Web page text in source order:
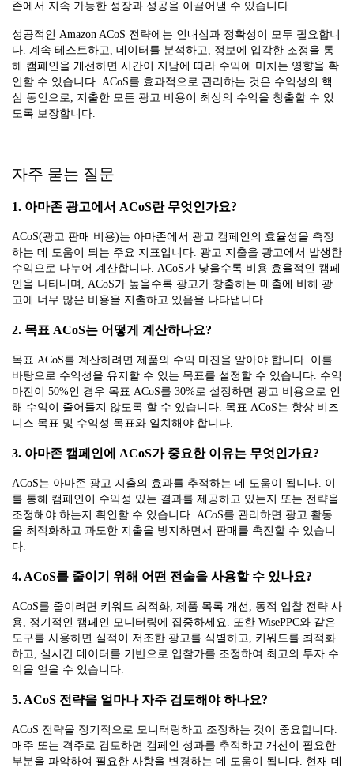
존에서 지속 가능한 성장과 성공을 이끌어낼 수 있습니다.
성공적인 Amazon ACoS 전략에는 인내심과 정확성이 모두 필요합니
다. 계속 테스트하고, 데이터를 분석하고, 정보에 입각한 조정을 통
해 캠페인을 개선하면 시간이 지남에 따라 수익에 미치는 영향을 확
인할 수 있습니다. ACoS를 효과적으로 관리하는 것은 수익성의 핵
심 동인으로, 지출한 모든 광고 비용이 최상의 수익을 창출할 수 있
도록 보장합니다.
자주 묻는 질문
1. 아마존 광고에서 ACoS란 무엇인가요?
ACoS(광고 판매 비용)는 아마존에서 광고 캠페인의 효율성을 측정
하는 데 도움이 되는 주요 지표입니다. 광고 지출을 광고에서 발생한
수익으로 나누어 계산합니다. ACoS가 낮을수록 비용 효율적인 캠페
인을 나타내며, ACoS가 높을수록 광고가 창출하는 매출에 비해 광
고에 너무 많은 비용을 지출하고 있음을 나타냅니다.
2. 목표 ACoS는 어떻게 계산하나요?
목표 ACoS를 계산하려면 제품의 수익 마진을 알아야 합니다. 이를
바탕으로 수익성을 유지할 수 있는 목표를 설정할 수 있습니다. 수익
마진이 50%인 경우 목표 ACoS를 30%로 설정하면 광고 비용으로 인
해 수익이 줄어들지 않도록 할 수 있습니다. 목표 ACoS는 항상 비즈
니스 목표 및 수익성 목표와 일치해야 합니다.
3. 아마존 캠페인에 ACoS가 중요한 이유는 무엇인가요?
ACoS는 아마존 광고 지출의 효과를 추적하는 데 도움이 됩니다. 이
를 통해 캠페인이 수익성 있는 결과를 제공하고 있는지 또는 전략을
조정해야 하는지 확인할 수 있습니다. ACoS를 관리하면 광고 활동
을 최적화하고 과도한 지출을 방지하면서 판매를 촉진할 수 있습니
다.
4. ACoS를 줄이기 위해 어떤 전술을 사용할 수 있나요?
ACoS를 줄이려면 키워드 최적화, 제품 목록 개선, 동적 입찰 전략 사
용, 정기적인 캠페인 모니터링에 집중하세요. 또한 WisePPC와 같은
도구를 사용하면 실적이 저조한 광고를 식별하고, 키워드를 최적화
하고, 실시간 데이터를 기반으로 입찰가를 조정하여 최고의 투자 수
익을 얻을 수 있습니다.
5. ACoS 전략을 얼마나 자주 검토해야 하나요?
ACoS 전략을 정기적으로 모니터링하고 조정하는 것이 중요합니다.
매주 또는 격주로 검토하면 캠페인 성과를 추적하고 개선이 필요한
부분을 파악하여 필요한 사항을 변경하는 데 도움이 됩니다. 현재 데